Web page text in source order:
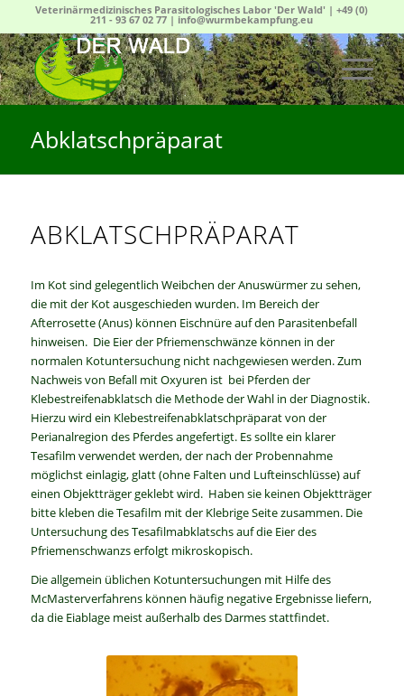
Veterinärmedizinisches Parasitologisches Labor 'Der Wald' |+49 (0)
211 - 93 67 02 77 | info@wurmbekampfung.eu
Abklatschpräparat
ABKLATSCHPRÄPARAT
Im Kot sind gelegentlich Weibchen der Anuswürmer zu sehen,
die mit der Kot ausgeschieden wurden. Im Bereich der
Afterrosette (Anus) können Eischnüre auf den Parasitenbefall
hinweisen. Die Eier der Pfriemenschwänze können in der
normalen Kotuntersuchung nicht nachgewiesen werden. Zum
Nachweis von Befall mit Oxyuren ist bei Pferden der
Klebestreifenabklatsch die Methode der Wahl in der Diagnostik.
Hierzu wird ein Klebestreifenabklatschpräparat von der
Perianalregion des Pferdes angefertigt. Es sollte ein klarer
Tesafilm verwendet werden, der nach der Probennahme
möglichst einlagig, glatt (ohne Falten und Lufteinschlüsse) auf
einen Objektträger geklebt wird. Haben sie keinen Objektträger
bitte kleben die Tesafilm mit der Klebrige Seite zusammen. Die
Untersuchung des Tesafilmabklatschs auf die Eier des
Pfriemenschwanzs erfolgt mikroskopisch.
Die allgemein üblichen Kotuntersuchungen mit Hilfe des
McMasterverfahrens können häufig negative Ergebnisse liefern,
da die Eiablage meist außerhalb des Darmes stattfindet.